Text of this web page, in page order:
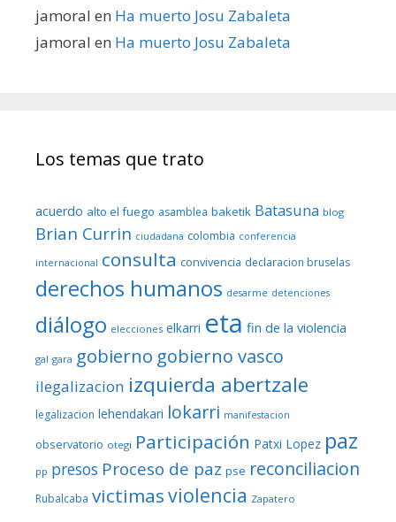
jamoral en Ha muerto Josu Zabaleta
jamoral en Ha muerto Josu Zabaleta
Los temas que trato
acuerdo alto el fuego asamblea baketik Batasuna blog
Brian Currin ciudadana colombia conferencia
internacional consulta convivencia declaracion bruselas
derechos humanos desarme detenciones
diálogo elecciones elkarri eta fin de la violencia
gal gara gobierno gobierno vasco
ilegalizacion izquierda abertzale
legalizacion lehendakari lokarri manifestacion
observatorio otegi Participación Patxi Lopez paz
pp presos Proceso de paz pse reconciliacion
Rubalcaba victimasviolencia Zapatero